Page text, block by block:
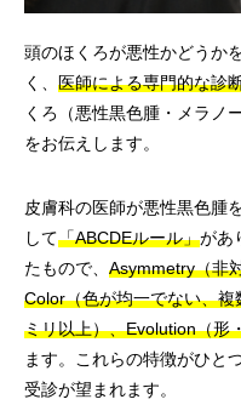
頭のほくろが悪性かどうか
く、 医師による専門的な診
くろ（悪性黒色腫・メラノ
をお伝えします。
皮膚科の医師が悪性黒色腫
して「ABCDEルール」があ
たもので、 Asymmetry（非
Color（色が均一でない、
ミリ以上）、Evolution（形
ます。これらの特徴がひと
受診が望まれます。